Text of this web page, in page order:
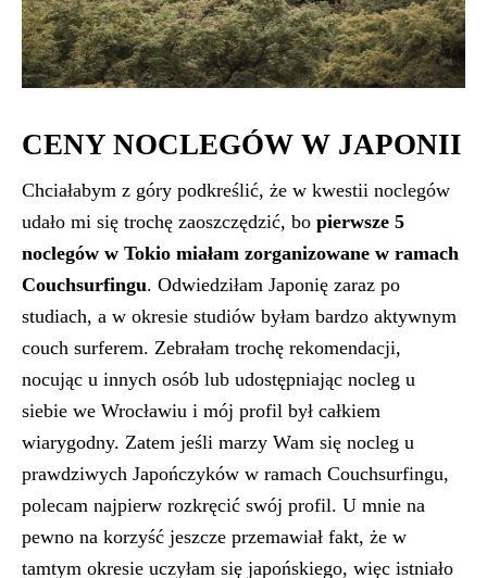
CENY NOCLEGÓW W JAPONII
Chciałabym z góry podkreślić, że w kwestii noclegów
udało mi się trochę zaoszczędzić, bo pierwsze 5
noclegów w Tokio miałam zorganizowane w ramach
Couchsurfingu. Odwiedziłam Japonię zaraz po
studiach, a w okresie studiów byłam bardzo aktywnym
couch surferem. Zebrałam trochę rekomendacji,
nocując u innych osób lub udostępniając nocleg u
siebie we Wrocławiu i mój profil był całkiem
wiarygodny. Zatem jeśli marzy Wam się nocleg u
prawdziwych Japończyków w ramach Couchsurfingu,
polecam najpierw rozkręcić swój profil. U mnie na
pewno na korzyść jeszcze przemawiał fakt, że w
tamtym okresie uczyłam się japońskiego, więc istniało